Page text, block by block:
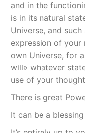
and in the
is in its natural
Universe, and
expression of your
own Universe, for
will» whatever
use of your
There is great
It can be a